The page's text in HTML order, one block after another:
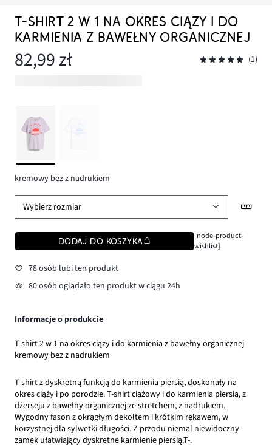
T-SHIRT 2 W 1 NA OKRES CIĄZY I DO
KARMIENIA Z BAWEŁNY ORGANICZNEJ
82,99 zł (1)
kremowy bez z nadrukiem
Wybierz rozmiar
DODAJ DO KOSZYKA
[node-product-
wishlist]
78 osób lubi ten produkt
80 osób oglądało ten produkt w ciągu 24h
Informacje o produkcie
T-shirt 2 w 1 na okres ciązy i do karmienia z bawełny organicznej
kremowy bez z nadrukiem
T-shirt z dyskretną funkcją do karmienia piersią, doskonały na
okres ciąży i po porodzie. T-shirt ciążowy i do karmienia piersią, z
dżerseju z bawełny organicznej ze stretchem, z nadrukiem.
Wygodny fason z okrągłym dekoltem i krótkim rękawem, w
korzystnej dla sylwetki długości. Z przodu niemal niewidoczny
zamek ułatwiający dyskretne karmienie piersią.T-.